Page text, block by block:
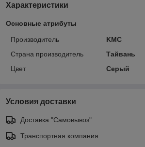
Характеристики
Основные атрибуты
Производитель
KMC
Страна производитель
Тайвань
Цвет
Серый
Условия доставки
Доставка "Самовывоз"
Транспортная компания